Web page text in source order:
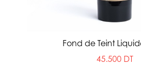
Fond de Teint
45.500 DT